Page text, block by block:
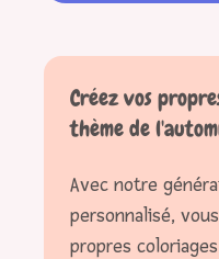
Créez vos
thème de
Avec notre
personnalisé,
propres